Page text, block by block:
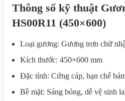
Thông số kỹ thuật
HS00R11 (450×600)
Loại gương: Gương trơn chữ
Kích thước: 450×600 mm
Đặc tính: Cứng cáp, hạn chế
Bề mặt: Sáng bóng, dễ vệ sinh